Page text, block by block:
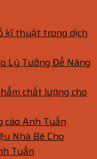
kĩ thuật trong dịch
Lý Tưởng Để Nâng
chất lượng cho
cáo Anh Tuấn
Nhà Bè Cho
Tuấn